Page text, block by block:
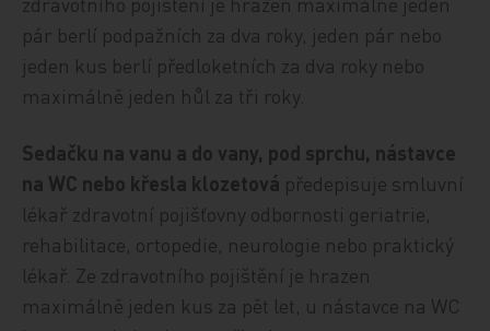
pár berlí podpažních za dva roky, jeden pár nebo
jeden kus berlí předloketních za dva roky nebo
maximálně jeden hůl za tři roky.
Sedačku na vanu a do vany, pod sprchu, nástavce
na WC nebo křesla klozetová předepisuje smluvní
lékař zdravotní pojišťovny odbornosti geriatrie,
rehabilitace, ortopedie, neurologie nebo praktický
lékař. Ze zdravotního pojištění je hrazen
maximálně jeden kus za pět let, u nástavce na WC